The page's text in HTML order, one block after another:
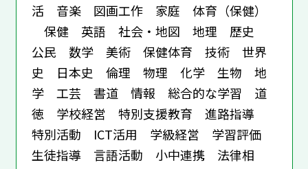
活 音楽 図画工作 家庭 体育（保健）
保健 英語 社会・地図 地理 歴史
公民 数学 美術 保健体育 技術 世界
史 日本史 倫理 物理 化学 生物 地
学 工芸 書道 情報 総合的な学習 道
徳 学校経営 特別支援教育 進路指導
特別活動 ICT活用 学級経営 学習評価
生徒指導 言語活動 小中連携 法律相